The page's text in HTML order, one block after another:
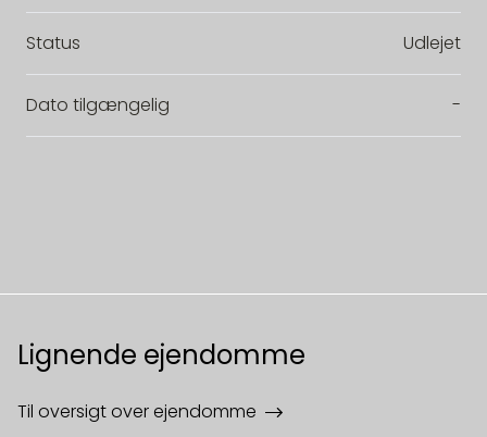
Status Udlejet
Dato tilgængelig -
Lignende ejendomme
Til oversigt over ejendomme